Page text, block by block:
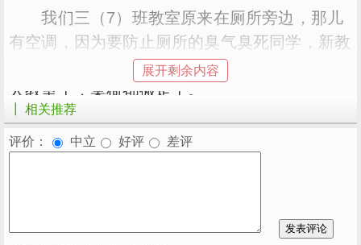
我们三（7）班教室原来在厕所旁边，那儿
有空调，因为要防止厕所的臭气臭死同学，新教
室搬到了楼梯旁，没了空调。老教室就变成了无
人教室了，桌椅都搬走了。
我们的大操场之前跑道坑坑洼洼的，现在不
一样了，操场就像新的一样，没有了掉漆现象和
我们新教学楼里面的室内篮球场变成了一个
展开剩余内容
┃ 相关推荐
评价： 中立 好评 差评